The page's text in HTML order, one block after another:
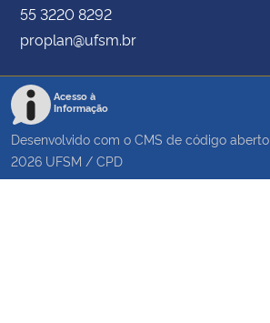
55 3220 8292
proplan@ufsm.br
Acesso à
Informação
Desenvolvido com o CMS de código aberto
2026 UFSM / CPD